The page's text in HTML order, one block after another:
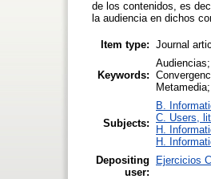
de los contenidos, es
la audiencia en dichos
Item type: Journal
Keywords:
Subjects:
B.
C. Users,
H.
H.
Depositing
user:
Ejercicios